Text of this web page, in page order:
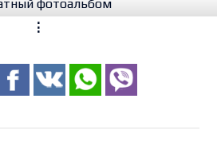
фотоальбом
⋮